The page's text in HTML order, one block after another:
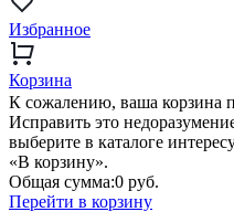
Избранное
Корзина
К сожалению, ваша корзина
Исправить это
выберите в каталоге
«В корзину».
Общая сумма:0 руб.
Перейти в корзину